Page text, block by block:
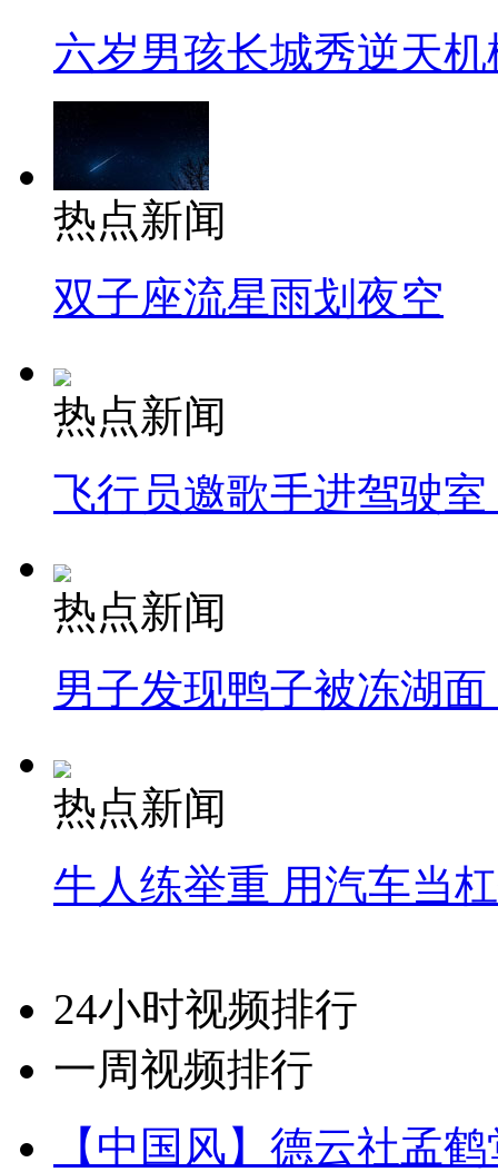
六岁男孩长城秀逆天机
热点新闻
双子座流星雨划夜空
热点新闻
飞行员邀歌手进驾驶
热点新闻
男子发现鸭子被冻湖
热点新闻
牛人练举重 用汽车当
24小时视频排行
一周视频排行
【中国风】德云社孟